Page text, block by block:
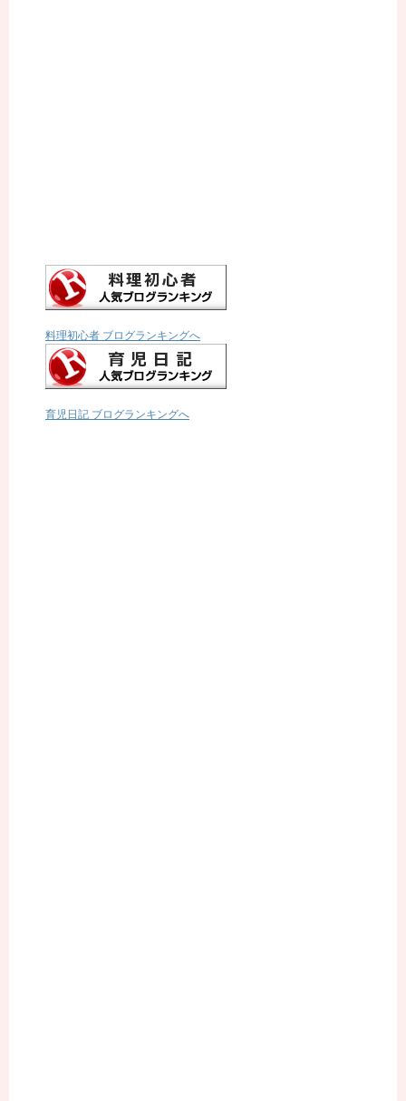
料理初心者 ブログランキングへ
育児日記 ブログランキングへ